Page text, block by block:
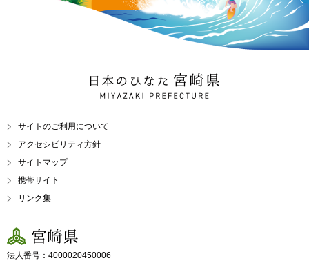
日本のひなた 宮崎県
MIYAZAKI PREFECTURE
サイトのご利用について
アクセシビリティ方針
サイトマップ
携帯サイト
リンク集
宮崎県
法人番号：4000020450006